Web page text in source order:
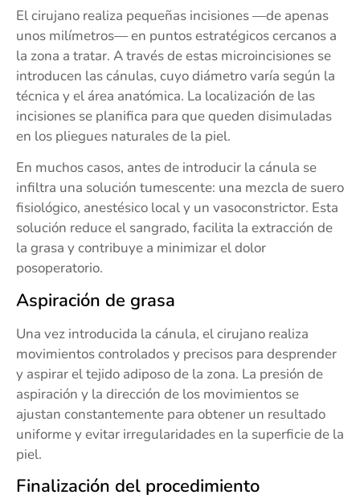
El cirujano realiza pequeñas incisiones —de apenas
unos milímetros— en puntos estratégicos cercanos a
la zona a tratar. A través de estas microincisiones se
introducen las cánulas, cuyo diámetro varía según la
técnica y el área anatómica. La localización de las
incisiones se planifica para que queden disimuladas
en los pliegues naturales de la piel.
En muchos casos, antes de introducir la cánula se
infiltra una solución tumescente: una mezcla de suero
fisiológico, anestésico local y un vasoconstrictor. Esta
solución reduce el sangrado, facilita la extracción de
la grasa y contribuye a minimizar el dolor
posoperatorio.
Aspiración de grasa
Una vez introducida la cánula, el cirujano realiza
movimientos controlados y precisos para desprender
y aspirar el tejido adiposo de la zona. La presión de
aspiración y la dirección de los movimientos se
ajustan constantemente para obtener un resultado
uniforme y evitar irregularidades en la superficie de la
piel.
Finalización del procedimiento